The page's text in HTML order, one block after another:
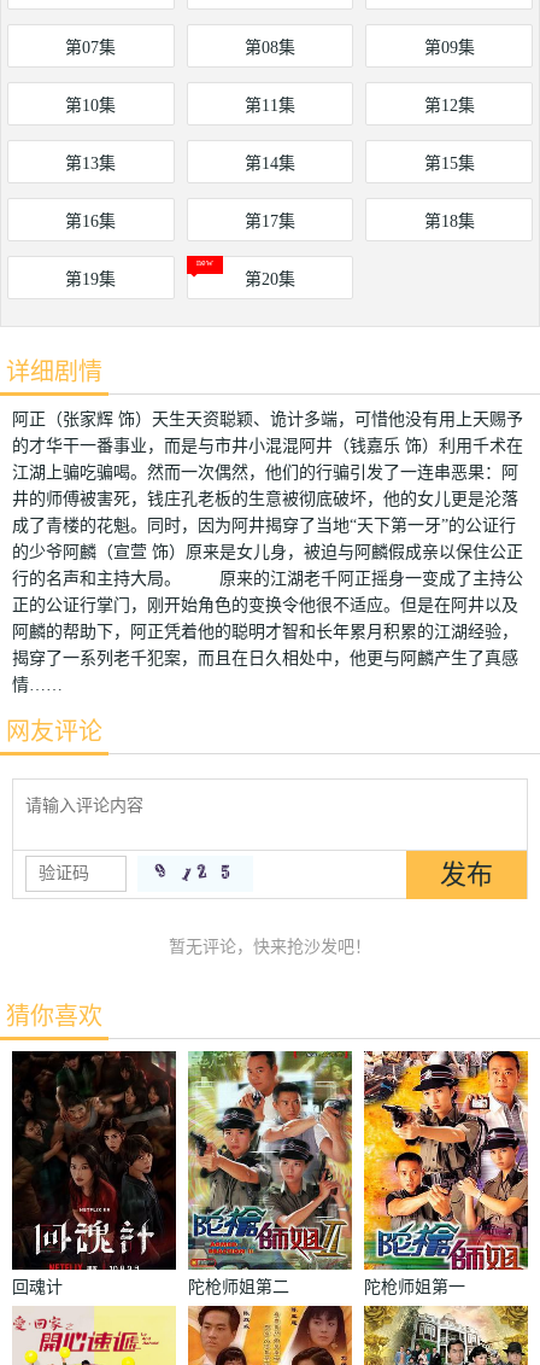
第07集 第08集 第09集
第10集 第11集 第12集
第13集 第14集 第15集
第16集 第17集 第18集
第19集 第20集
详细剧情
阿正（张家辉 饰）天生天资聪颖、诡计多端，可惜他没有用上天赐予
的才华干一番事业，而是与市井小混混阿井（钱嘉乐 饰）利用千术在
江湖上骗吃骗喝。然而一次偶然，他们的行骗引发了一连串恶果：阿
井的师傅被害死，钱庄孔老板的生意被彻底破坏，他的女儿更是沦落
成了青楼的花魁。同时，因为阿井揭穿了当地“天下第一牙”的公证行
的少爷阿麟（宣萱 饰）原来是女儿身，被迫与阿麟假成亲以保住公正
行的名声和主持大局。 原来的江湖老千阿正摇身一变成了主持公
正的公证行掌门，刚开始角色的变换令他很不适应。但是在阿井以及
阿麟的帮助下，阿正凭着他的聪明才智和长年累月积累的江湖经验，
揭穿了一系列老千犯案，而且在日久相处中，他更与阿麟产生了真感
情……
网友评论
暂无评论，快来抢沙发吧！
猜你喜欢
回魂计
陀枪师姐第二
部国语
陀枪师姐第一
部国语